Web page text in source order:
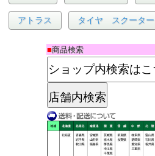
アトラス タイヤ スクーター
■商品検索